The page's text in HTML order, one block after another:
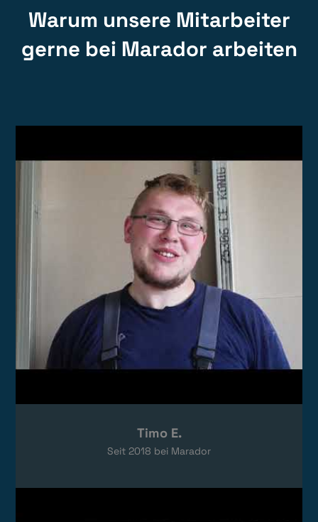
Warum unsere Mitarbeiter
gerne bei Marador arbeiten
Timo E.
Seit 2018 bei Marador